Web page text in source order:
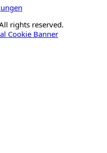
rights reserved.
Cookie Banner